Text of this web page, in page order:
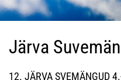
Järva
12. JÄRVA SVEMÄNGUD